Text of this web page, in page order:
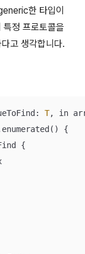
한 타입이
정 프로토콜을
고 생각합니다.
: T, in
{
{